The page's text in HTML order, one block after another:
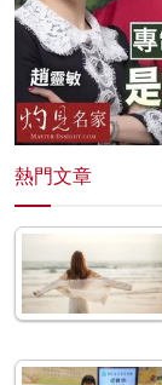
熱門文章